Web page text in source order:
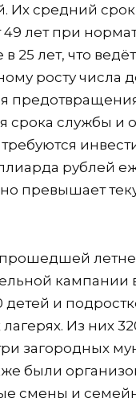
Их средний
49 лет при
в 25 лет, что
росту числа
срока службы и
требуются
рублей
превышает
кампании
детей и
Из них
загородных
были
смены и